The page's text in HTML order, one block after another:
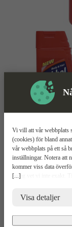
[...]
Vi vill att vår webbplats
(cookies) för bland
vår webbplats på ett så
inställningar. Notera att
kommer viss data
bolag vet vi inte exakt.
risker för dina
brottsbekämpande
gällande eventuella
Visa detaljer
Tvål Mer
Duschtvål
Mer information